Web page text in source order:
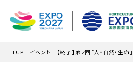
TOP イベント 【終了】第２回「人・自然・